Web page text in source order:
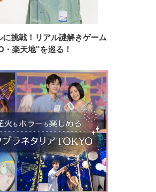
挑戦！リアル謎解きゲーム
楽天地"を巡る！